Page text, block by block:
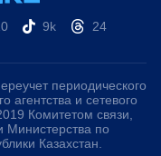
9k 24
периодического
агентства и сетевого
Комитетом связи,
по
Казахстан.